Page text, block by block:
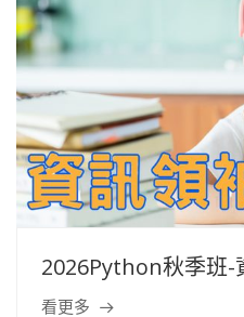
2026Python秋季班-
看更多